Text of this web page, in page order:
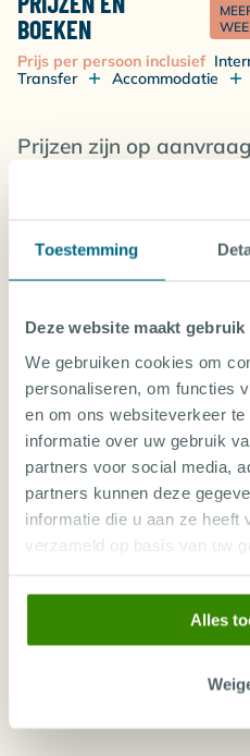
Toestemming
Deze website maakt
We gebruiken cookies om
personaliseren, om functies
en om ons websiteverkeer
informatie over uw gebruik
partners voor social media,
partners kunnen deze
informatie die u aan ze heeft
verzameld op basis van uw
Alles
BOEKEN
Prijs per persoon inclusief
Transfer
Accommodatie
Prijzen zijn op
BAHAMA'S: ONTDEK
ANDROS
GRAND
LIVEABOARD